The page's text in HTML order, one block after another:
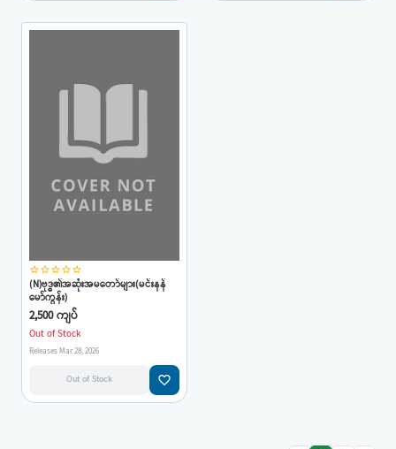
star_borderstar_borderstar_borderstar_borderstar_border
(N)ဗုဒ္ဓ၏အဆုံးအမတော်များ(မင်းနန်
မော်ကွန်း)
2,500 ကျပ်
Out of Stock
Releases Mar 28, 2026
Out of Stock favorite_border